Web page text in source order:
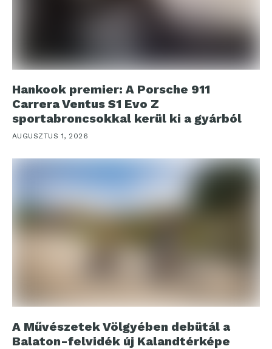
Hankook premier: A Porsche 911
Carrera Ventus S1 Evo Z
sportabroncsokkal kerül ki a gyárból
AUGUSZTUS 1, 2026
A Művészetek Völgyében debütál a
Balaton-felvidék új Kalandtérképe